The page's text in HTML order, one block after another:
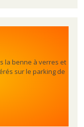
la benne à verres et
sur le parking de